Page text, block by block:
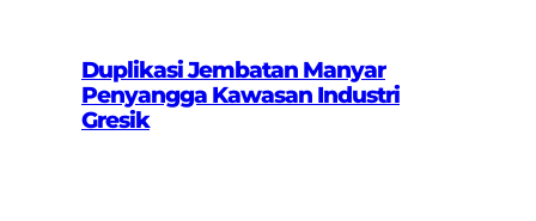
Duplikasi Jembatan Manyar
Penyangga Kawasan Industri
Gresik